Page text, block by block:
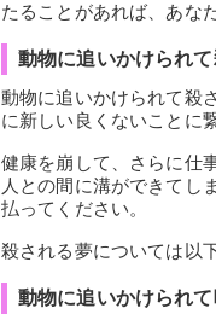
たることがあれば、あな
動物に追いかけられて
動物に追いかけられて殺
に新しい良くないことに
健康を崩して、さらに仕
人との間に溝ができてし
払ってください。
殺される夢については以
動物に追いかけられて